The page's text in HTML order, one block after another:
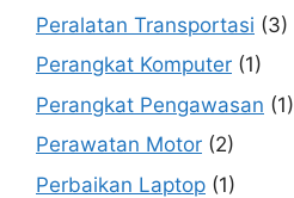
Peralatan Transportasi (3)
Perangkat Komputer (1)
Perangkat Pengawasan (1)
Perawatan Motor (2)
Perbaikan Laptop (1)